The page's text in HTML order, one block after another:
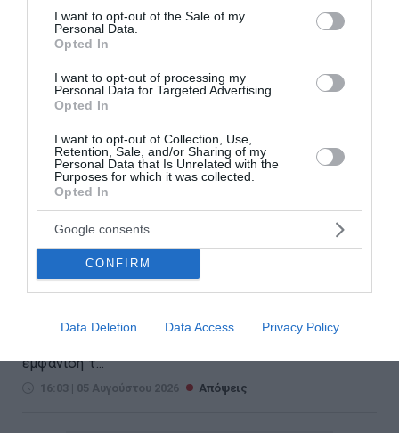
consent section.
I want to opt-out of the Sale of my
Personal Data.
Opted In
I want to opt-out of processing my
Personal Data for Targeted Advertising.
Opted In
I want to opt-out of Collection, Use,
Retention, Sale, and/or Sharing of my
Personal Data that Is Unrelated with the
Purposes for which it was collected.
Opted In
Google consents
CONFIRM
Data Deletion Data Access Privacy Policy
Η μεγάλη απειλή για την
ευημερία μας
Η χαμηλή παραγωγικότητα και η αντιεπιχειρηματική
αναπτυγμένες οικονομίες είναι οι μεγάλες απειλές
εμφάνισή τ...
16:03 | 05 Αυγούστου 2026 Απόψεις